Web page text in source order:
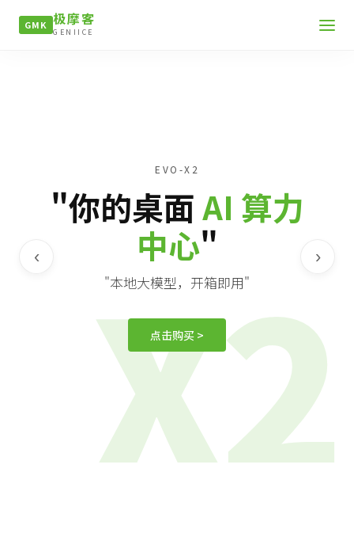
GMK 极摩客
GENIICE
X2
EVO-X2
"你的桌面AI 算力
中心"
"本地大模型，开箱即用"
点击购买 >
‹ ›